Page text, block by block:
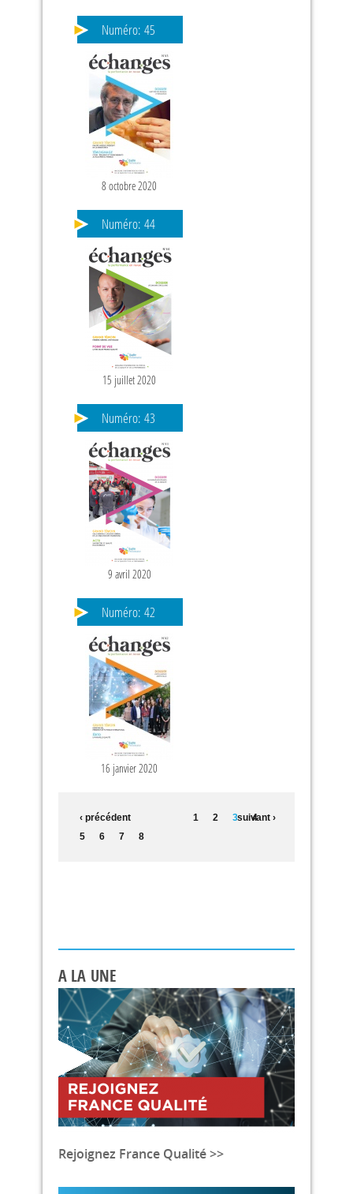
Numéro: 45
8 octobre 2020
Numéro: 44
15 juillet 2020
Numéro: 43
9 avril 2020
Numéro: 42
16 janvier 2020
‹ précédent 1 2 3
4
5
6 7 8
suivant ›
A LA UNE
Rejoignez France Qualité >>